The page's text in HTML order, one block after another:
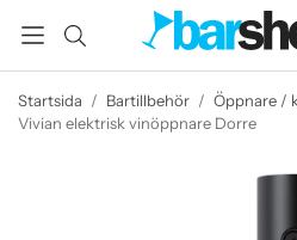
Startsida / Bartillbehör / Öppnare /
Vivian elektrisk vinöppnare Dorre